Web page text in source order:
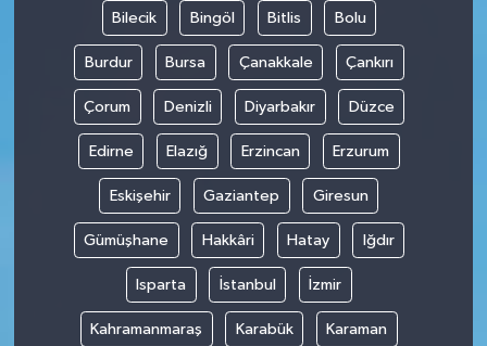
Bilecik Bingöl Bitlis Bolu
Burdur Bursa Çanakkale Çankırı
Çorum Denizli Diyarbakır Düzce
Edirne Elazığ Erzincan Erzurum
Eskişehir Gaziantep Giresun
Gümüşhane Hakkâri Hatay Iğdır
Isparta İstanbul İzmir
Kahramanmaraş Karabük Karaman